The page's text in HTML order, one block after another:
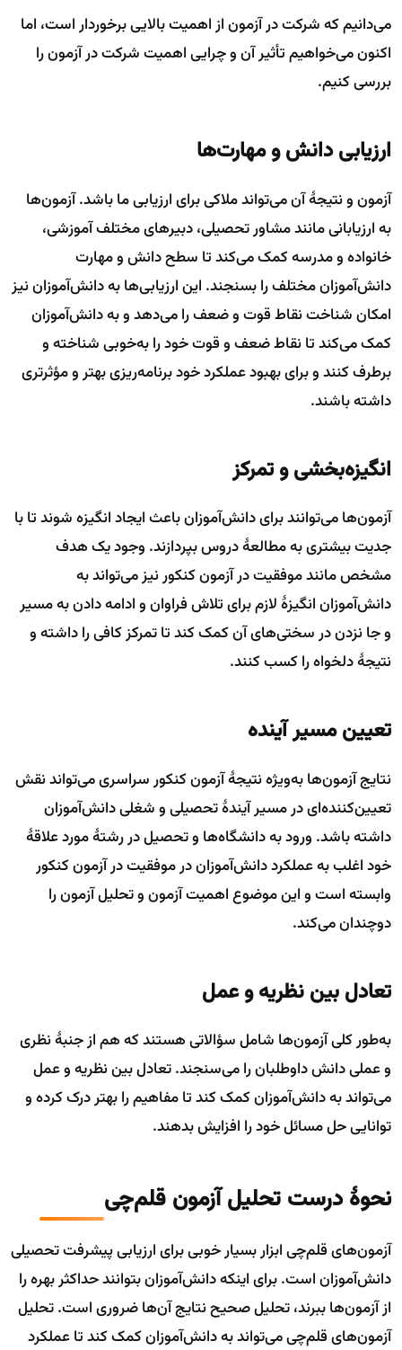
می‌دانیم که شرکت در آزمون از اهمیت بالایی برخوردار است، اما
اکنون می‌خواهیم تأثیر آن و چرایی اهمیت شرکت در آزمون را
بررسی کنیم.
ارزیابی دانش و مهارت‌ها
آزمون و نتیجهٔ آن می‌تواند ملاکی برای ارزیابی ما باشد. آزمون‌ها
به ارزیابانی مانند مشاور تحصیلی، دبیرهای مختلف آموزشی،
خانواده و مدرسه کمک می‌کند تا سطح دانش و مهارت
دانش‌آموزان مختلف را بسنجند. این ارزیابی‌ها به دانش‌آموزان نیز
امکان شناخت نقاط قوت و ضعف را می‌دهد و به دانش‌آموزان
کمک می‌کند تا نقاط ضعف و قوت خود را به‌خوبی شناخته و
برطرف کنند و برای بهبود عملکرد خود برنامه‌ریزی بهتر و مؤثرتری
داشته باشند.
انگیزه‌بخشی و تمرکز
آزمون‌ها می‌توانند برای دانش‌آموزان باعث ایجاد انگیزه شوند تا با
جدیت بیشتری به مطالعهٔ دروس بپردازند. وجود یک هدف
مشخص مانند موفقیت در آزمون کنکور نیز می‌تواند به
دانش‌آموزان انگیزهٔ لازم برای تلاش فراوان و ادامه دادن به مسیر
و جا نزدن در سختی‌های آن کمک کند تا تمرکز کافی را داشته و
نتیجهٔ دلخواه را کسب کنند.
تعیین مسیر آینده
نتایج آزمون‌ها به‌ویژه نتیجهٔ آزمون کنکور سراسری می‌تواند نقش
تعیین‌کننده‌ای در مسیر آیندهٔ تحصیلی و شغلی دانش‌آموزان
داشته باشد. ورود به دانشگاه‌ها و تحصیل در رشتهٔ مورد علاقهٔ
خود اغلب به عملکرد دانش‌آموزان در موفقیت در آزمون کنکور
وابسته است و این موضوع اهمیت آزمون و تحلیل آزمون را
دوچندان می‌کند.
تعادل بین نظریه و عمل
به‌طور کلی آزمون‌ها شامل سؤالاتی هستند که هم از جنبهٔ نظری
و عملی دانش داوطلبان را می‌سنجند. تعادل بین نظریه و عمل
می‌تواند به دانش‌آموزان کمک کند تا مفاهیم را بهتر درک کرده و
توانایی حل مسائل خود را افزایش بدهند.
نحوهٔ درست تحلیل آزمون قلم‌چی
آزمون‌های قلم‌چی ابزار بسیار خوبی برای ارزیابی پیشرفت تحصیلی
دانش‌آموزان است. برای اینکه دانش‌آموزان بتوانند حداکثر بهره را
از آزمون‌ها ببرند، تحلیل صحیح نتایج آن‌ها ضروری است. تحلیل
آزمون‌های قلم‌چی می‌تواند به دانش‌آموزان کمک کند تا عملکرد